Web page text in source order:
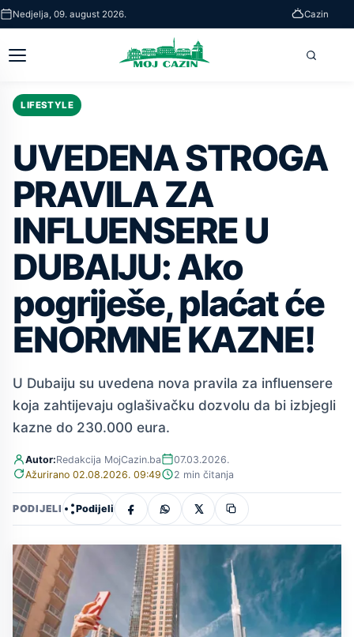
Skip
to
main
Nedjelja, 09. august 2026. Cazin
Otvori
meni
LIFESTYLE
UVEDENA STROGA
PRAVILA ZA
INFLUENSERE U
DUBAIJU: Ako
pogriješe, plaćat će
ENORMNE KAZNE!
U Dubaiju su uvedena nova pravila za influensere
koja zahtijevaju oglašivačku dozvolu da bi izbjegli
kazne do 230.000 eura.
Autor:Redakcija MojCazin.ba
07.03.2026.
Ažurirano 02.08.2026. 09:49
2 min čitanja
PODIJELI Podijeli